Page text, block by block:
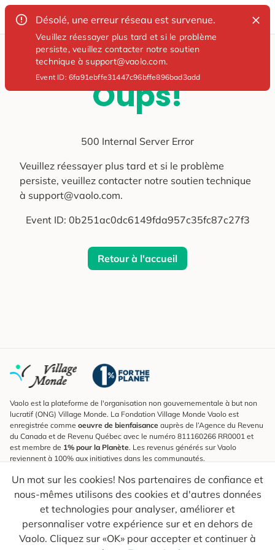
Désolé, une erreur réseau est survenue.
Veuillez réessayer plus tard et si le problème
persiste, veuillez contacter notre soutien
technique à support@vaolo.com.
Event ID:6fa91ebffe31447c96bffe896bad3add
Oups!
500 Internal Server Error
Veuillez réessayer plus tard et si le problème
persiste, veuillez contacter notre soutien technique
à support@vaolo.com.
Event ID: 0b251ac0dc6149fda957c35fc87c27f3
Retour à l'accueil
Un mot sur les cookies! Nos partenaires de confiance et
nous-mêmes utilisons des cookies et d'autres données
et technologies pour analyser, améliorer et
personnaliser votre expérience sur et en dehors de
Vaolo. Cliquez sur «OK» pour accepter et continuer à
Vaolo est la plateforme de l'organisation non gouvernementale à but non
lucratif (ONG) Village Monde. La Fondation Village Monde Vaolo est
enregistrée comme oeuvre de bienfaisance auprès de l’Agence du Revenu
du Canada et de Revenu Québec avec le numéro 811160266 RR0001 et
est membre de 1% pour la Planète. Les revenus générés sur Vaolo
reviennent à 100% aux initiatives dans les communautés.
S'inscrire à l'infolettre
Pour connaître les nouveautés, suivre nos explorateurs et recevoir des
astuces pour des voyages plus conscients.
Ton courriel Envoyer